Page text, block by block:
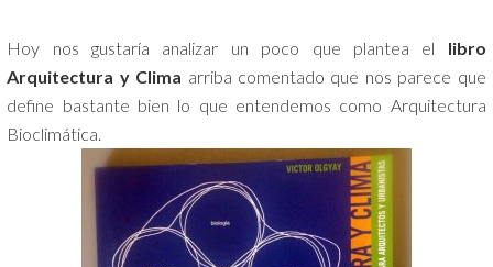
Hoy nos gustaría analizar un poco que plantea el libro
Arquitectura y Clima arriba comentado que nos parece que
define bastante bien lo que entendemos como Arquitectura
Bioclimática.